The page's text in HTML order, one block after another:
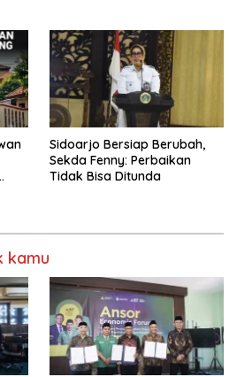
Sidoarjo Bersiap Berubah,
Sekda Fenny: Perbaikan
Tidak Bisa Ditunda
kamu